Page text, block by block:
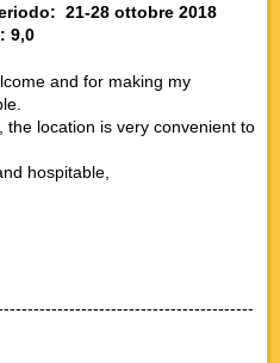
21-28 ottobre 2018
9,0
and for making my
the location is very convenient to
hospitable,